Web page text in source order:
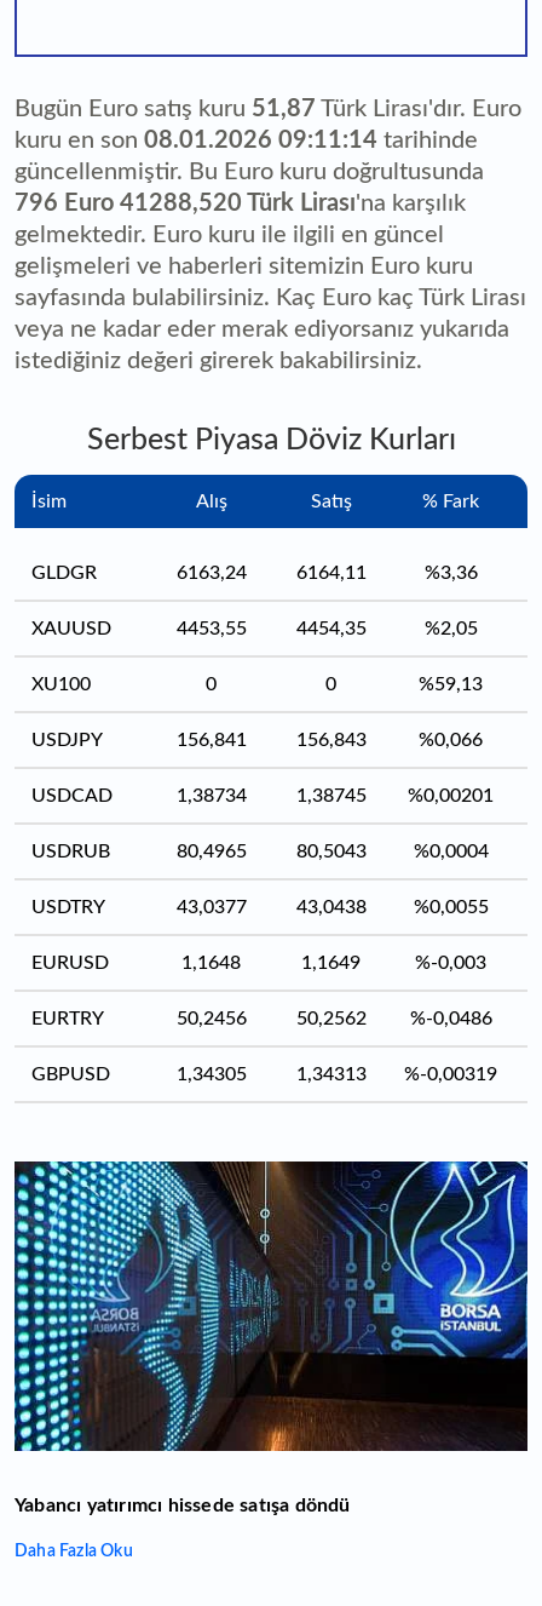
Bugün Euro satış kuru 51,87 Türk Lirası'dır. Euro
kuru en son 08.01.2026 09:11:14 tarihinde
güncellenmiştir. Bu Euro kuru doğrultusunda
796 Euro 41288,520 Türk Lirası'na karşılık
gelmektedir. Euro kuru ile ilgili en güncel
gelişmeleri ve haberleri sitemizin Euro kuru
sayfasında bulabilirsiniz. Kaç Euro kaç Türk Lirası
veya ne kadar eder merak ediyorsanız yukarıda
istediğiniz değeri girerek bakabilirsiniz.
Serbest Piyasa Döviz Kurları
İsim Alış Satış % Fark
GLDGR 6163,24 6164,11 %3,36
XAUUSD 4453,55 4454,35 %2,05
XU100 0 0 %59,13
USDJPY 156,841 156,843 %0,066
USDCAD 1,38734 1,38745 %0,00201
USDRUB 80,4965 80,5043 %0,0004
USDTRY 43,0377 43,0438 %0,0055
EURUSD 1,1648 1,1649 %-0,003
EURTRY 50,2456 50,2562 %-0,0486
GBPUSD 1,34305 1,34313 %-0,00319
Yabancı yatırımcı hissede satışa döndü
Daha Fazla Oku